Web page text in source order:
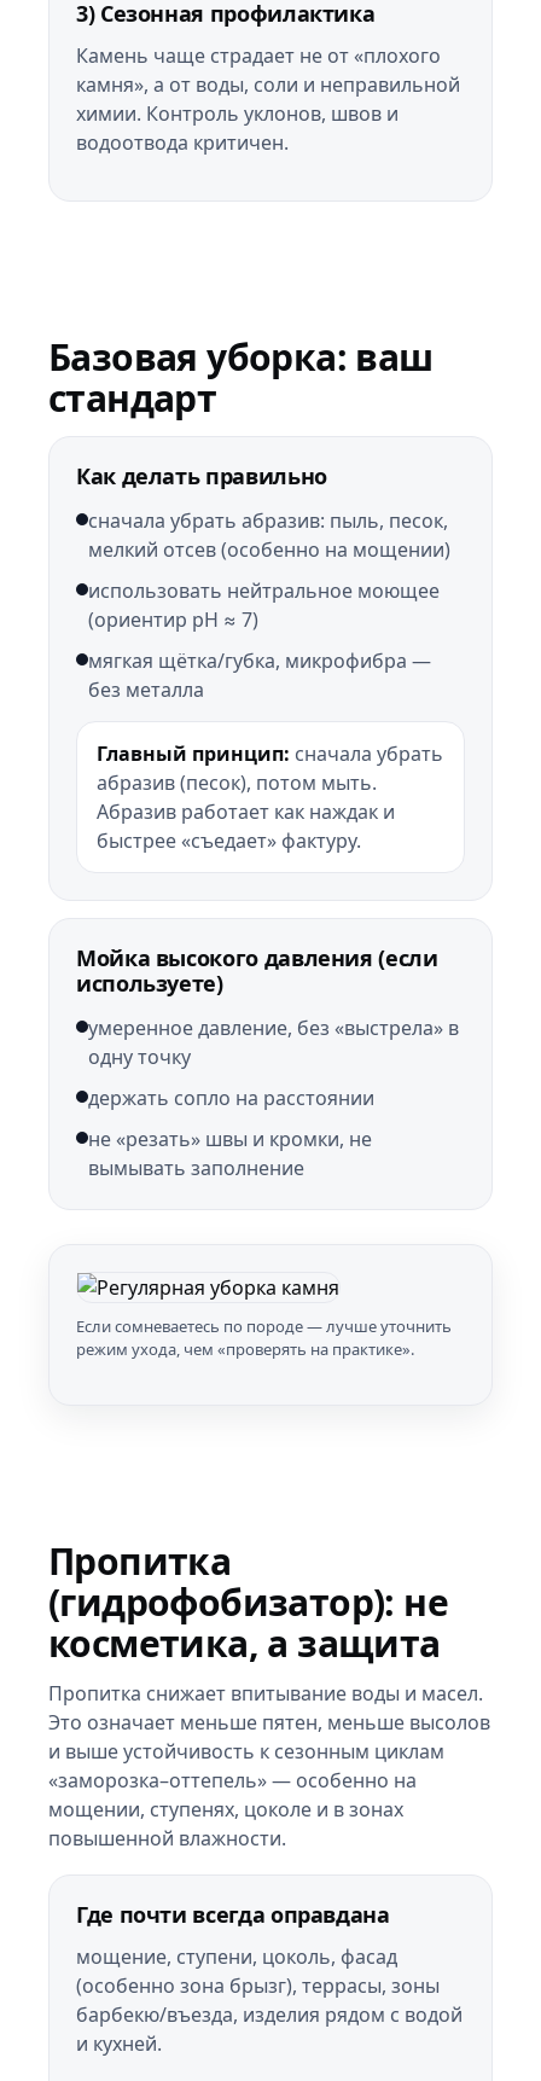
3) Сезонная профилактика
Камень чаще страдает не от «плохого
камня», а от воды, соли и неправильной
химии. Контроль уклонов, швов и
водоотвода критичен.
Базовая уборка: ваш
стандарт
Как делать правильно
сначала убрать абразив: пыль, песок,
мелкий отсев (особенно на мощении)
использовать нейтральное моющее
(ориентир pH ≈ 7)
мягкая щётка/губка, микрофибра —
без металла
Главный принцип: сначала убрать
абразив (песок), потом мыть.
Абразив работает как наждак и
быстрее «съедает» фактуру.
Мойка высокого давления (если
используете)
умеренное давление, без «выстрела» в
одну точку
держать сопло на расстоянии
не «резать» швы и кромки, не
вымывать заполнение
Если сомневаетесь по породе — лучше уточнить
режим ухода, чем «проверять на практике».
Пропитка
(гидрофобизатор): не
косметика, а защита
Пропитка снижает впитывание воды и масел.
Это означает меньше пятен, меньше высолов
и выше устойчивость к сезонным циклам
«заморозка–оттепель» — особенно на
мощении, ступенях, цоколе и в зонах
повышенной влажности.
Где почти всегда оправдана
мощение, ступени, цоколь, фасад
(особенно зона брызг), террасы, зоны
барбекю/въезда, изделия рядом с водой
и кухней.